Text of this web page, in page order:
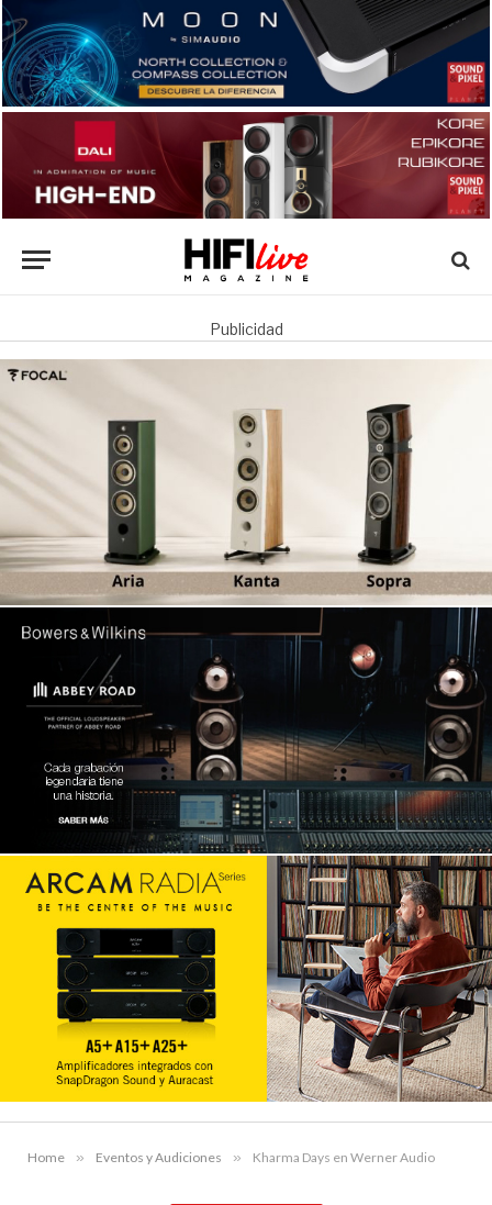
Publicidad
Home » Eventos y Audiciones » Kharma Days en Werner Audio